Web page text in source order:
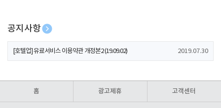
공지사항
[호텔업] 개인정보 처리방침 개정본1 (19.09.02)
[호텔업] 유료서비스 이용약관 개정본2 (19.09.02) 2019.07.30
홈 광고제휴 고객센터